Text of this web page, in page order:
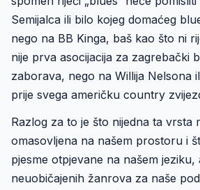
Semijalca ili bilo kojeg domaćeg
nego na BB Kinga, baš kao što ni
nije prva asocijacija za zagrebački
zaborava, nego na Willija Nelsona
prije svega američku country
Razlog za to je što nijedna ta vrsta
omasovljena na našem prostoru i
pjesme otpjevane na našem
neuobičajenih žanrova za naše